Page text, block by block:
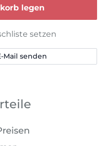
legen
setzen
Mail senden